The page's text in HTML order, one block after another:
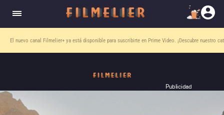
El nuevo canal Filmelier+ ya está disponible para suscribirte en Prime Video. ¡Descubre nuestro
Publicidad